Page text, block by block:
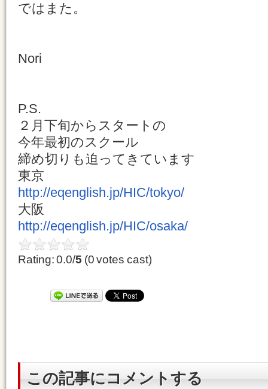
ではまた。
Nori
P.S.
２月下旬からスタートの
今年最初のスクール
締め切りも迫ってきています
東京
http://eqenglish.jp/HIC/tokyo/
大阪
http://eqenglish.jp/HIC/osaka/
Rating: 0.0/5 (0 votes cast)
この記事にコメントする